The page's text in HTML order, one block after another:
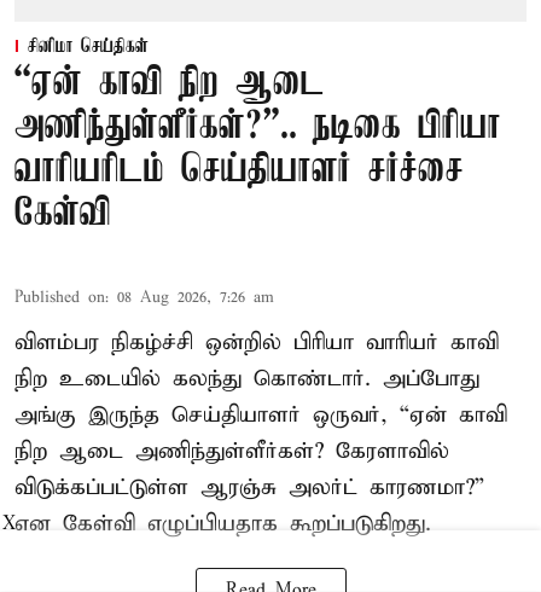
சினிமா செய்திகள்
“ஏன் காவி நிற ஆடை
அணிந்துள்ளீர்கள்?”.. நடிகை பிரியா
வாரியரிடம் செய்தியாளர் சர்ச்சை
கேள்வி
Published on: 08 Aug 2026, 7:26 am
விளம்பர நிகழ்ச்சி ஒன்றில் பிரியா வாரியர் காவி
நிற உடையில் கலந்து கொண்டார். அப்போது
அங்கு இருந்த செய்தியாளர் ஒருவர், “ஏன் காவி
நிற ஆடை அணிந்துள்ளீர்கள்? கேரளாவில்
விடுக்கப்பட்டுள்ள ஆரஞ்சு அலர்ட் காரணமா?”
என கேள்வி எழுப்பியதாக கூறப்படுகிறது.
X